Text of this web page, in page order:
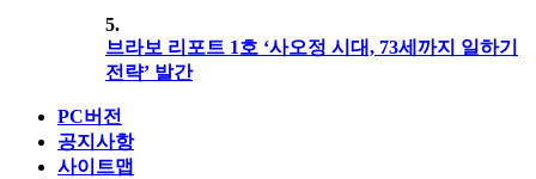
5.
브라보 리포트 1호 ‘사오정 시대, 73세까지 일하기
전략’ 발간
PC버전
공지사항
사이트맵